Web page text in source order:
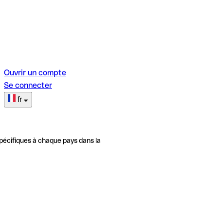
Ouvrir un compte
Se connecter
fr
à chaque pays dans la